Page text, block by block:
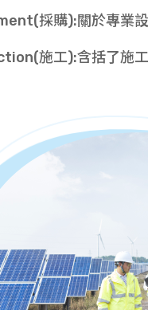
採購):關於專業設
施工):含括了施工